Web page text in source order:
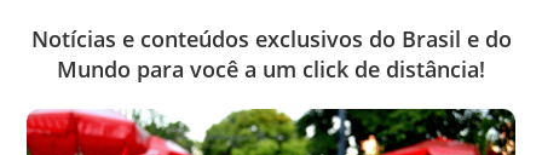
Notícias e conteúdos exclusivos do Brasil e do
Mundo para você a um click de distância!